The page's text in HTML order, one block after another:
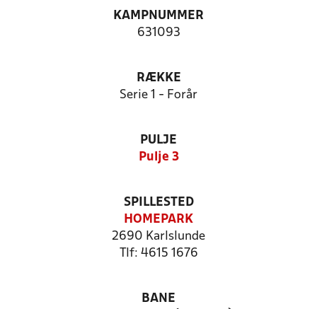
KAMPNUMMER
631093
RÆKKE
Serie 1 - Forår
PULJE
Pulje 3
SPILLESTED
HOMEPARK
2690 Karlslunde
Tlf: 4615 1676
BANE